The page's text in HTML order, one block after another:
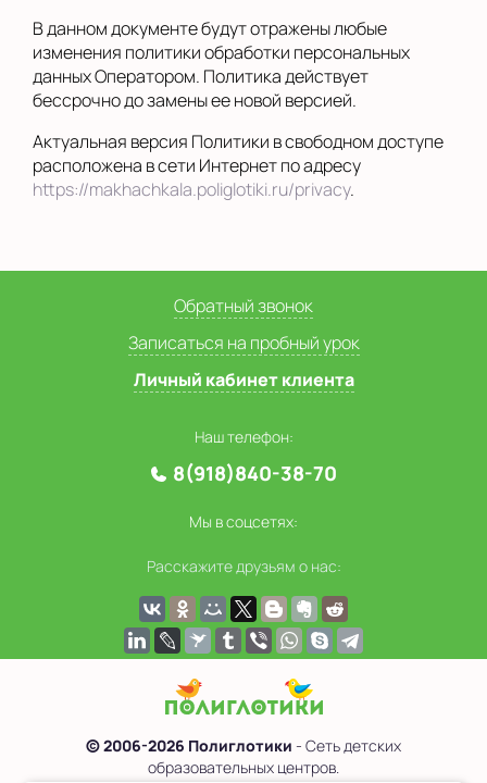
В данном документе будут отражены любые
изменения политики обработки персональных
данных Оператором. Политика действует
бессрочно до замены ее новой версией.
Актуальная версия Политики в свободном доступе
расположена в сети Интернет по адресу
https://makhachkala.poliglotiki.ru/privacy.
Обратный звонок
Записаться на пробный урок
Личный кабинет клиента
Наш телефон:
8(918)840-38-70
Мы в соцсетях:
Расскажите друзьям о нас:
© 2006-2026 Полиглотики - Сеть детских
образовательных центров.